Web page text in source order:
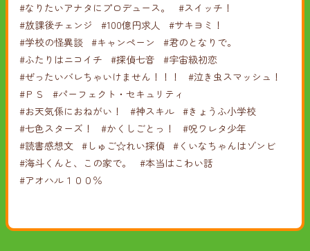
#なりたいアナタにプロデュース。
#スイッチ！
#放課後チェンジ
#100億円求人
#サキヨミ！
#学校の怪異談 #キャンペーン
#君のとなりで。
#ふたりはニコイチ
#探偵七音
#宇宙級初恋
#ぜったいバレちゃいけません！！！
#泣き虫スマッシュ！
#ＰＳ
#パーフェクト・セキュリティ
#お天気係におねがい！
#神スキル #きょうふ小学校
#七色スターズ！
#かくしごとっ！
#呪ワレタ少年
#読書感想文
#しゅご☆れい探偵 #くいなちゃんはゾンビ
#海斗くんと、この家で。
#本当はこわい話
#アオハル１００％